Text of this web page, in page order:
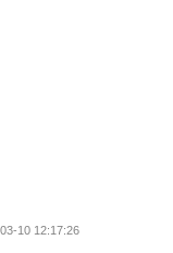
10 12:17:26